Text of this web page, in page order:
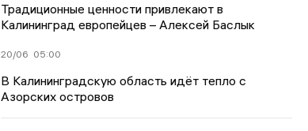
Традиционные ценности привлекают в
Калининград европейцев – Алексей Баслык
20/06 05:00
В Калининградскую область идёт тепло с
Азорских островов